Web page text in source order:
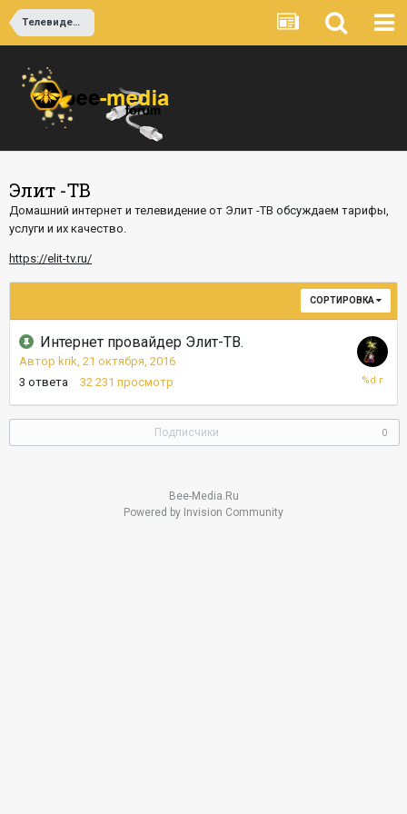
Телевидение и Интернет
Элит -ТВ
Домашний интернет и телевидение от Элит -ТВ обсуждаем тарифы,
услуги и их качество.
https://elit-tv.ru/
СОРТИРОВКА
Интернет провайдер Элит-ТВ.
Автор krik, 21 октября, 2016
3 ответа 32 231 просмотр
7
2019
Подписчики 0
Bee-Media.Ru
Powered by Invision Community